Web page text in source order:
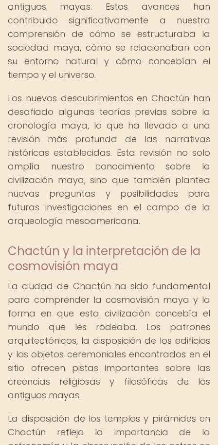
antiguos mayas. Estos avances han
contribuido significativamente a nuestra
comprensión de cómo se estructuraba la
sociedad maya, cómo se relacionaban con
su entorno natural y cómo concebían el
tiempo y el universo.
Los nuevos descubrimientos en Chactún han
desafiado algunas teorías previas sobre la
cronología maya, lo que ha llevado a una
revisión más profunda de las narrativas
históricas establecidas. Esta revisión no solo
amplía nuestro conocimiento sobre la
civilización maya, sino que también plantea
nuevas preguntas y posibilidades para
futuras investigaciones en el campo de la
arqueología mesoamericana.
Chactún y la interpretación de la
cosmovisión maya
La ciudad de Chactún ha sido fundamental
para comprender la cosmovisión maya y la
forma en que esta civilización concebía el
mundo que les rodeaba. Los patrones
arquitectónicos, la disposición de los edificios
y los objetos ceremoniales encontrados en el
sitio ofrecen pistas importantes sobre las
creencias religiosas y filosóficas de los
antiguos mayas.
La disposición de los templos y pirámides en
Chactún refleja la importancia de la